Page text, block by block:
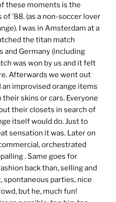
these moments is the
’88. (as a non-soccer lover
I was in Amsterdam at a
the titan match
and Germany (including
was won by us and it felt
Afterwards we went out
an improvised orange items
skins or cars. Everyone
their closets in search of
itself would do. Just to
sensation it was. Later on
orchestrated
. Same goes for
back than, selling and
spontaneous parties, nice
but he, much fun!